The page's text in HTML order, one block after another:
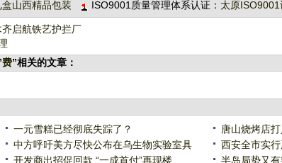
盒山西精品包装 ISO9001质量管理体系认证： 太原
启航铁艺护拦厂
费”相关的文章：
一元雪糕已经彻底失踪了？
唐山烧烤店
中方呼吁美方尽快公布在乌生物实验室具
西安全市实
开发商出招促回款 “一成首付”再现楼 半岛局势又